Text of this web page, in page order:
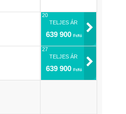
20
TELJES ÁR
639 900 Ft/fő
27
TELJES ÁR
639 900 Ft/fő